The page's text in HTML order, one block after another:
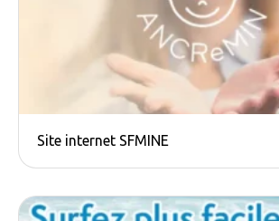
Site internet SFMINE